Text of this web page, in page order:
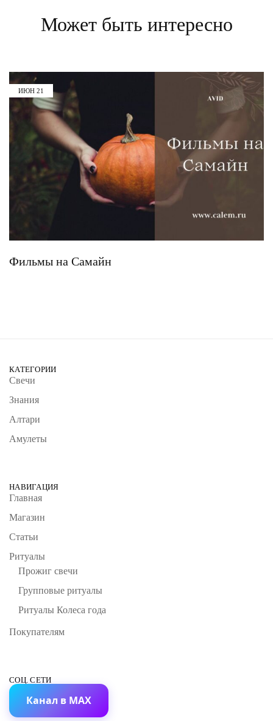
Может быть интересно
ИЮН 21
Фильмы на Самайн
КАТЕГОРИИ
Свечи
Знания
Алтари
Амулеты
НАВИГАЦИЯ
Главная
Магазин
Статьи
Ритуалы
Прожиг свечи
Групповые ритуалы
Ритуалы Колеса года
Покупателям
СОЦ. СЕТИ
Канал в MAX